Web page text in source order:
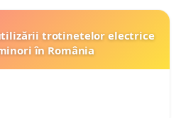
trotinetelor electrice
în România